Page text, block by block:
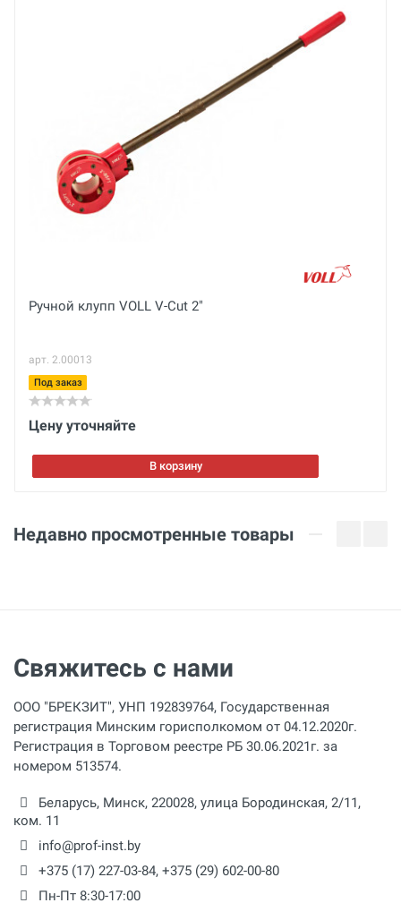
Диаметр
16 мм
Отказное письмо
Ваше имя
Отправить отзыв
Ручной клупп VOLL V-Cut 2"
арт. 2.00013
Под заказ
Цену уточняйте
В корзину
Недавно просмотренные товары
Свяжитесь с нами
ООО "БРЕКЗИТ", УНП 192839764, Государственная
регистрация Минским горисполкомом от 04.12.2020г.
Регистрация в Торговом реестре РБ 30.06.2021г. за
номером 513574.
Беларусь, Минск, 220028, улица Бородинская, 2/11,
ком. 11
info@prof-inst.by
+375 (17) 227-03-84, +375 (29) 602-00-80
Пн-Пт 8:30-17:00